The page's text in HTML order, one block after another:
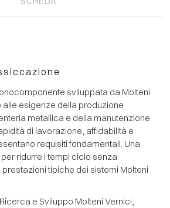
sviluppata da Molteni
esigenze della produzione
metallica e della manutenzione
di lavorazione, affidabilità e
requisiti fondamentali. Una
ridurre i tempi ciclo senza
tipiche dei sistemi Molteni
e Sviluppo Molteni Vernici,